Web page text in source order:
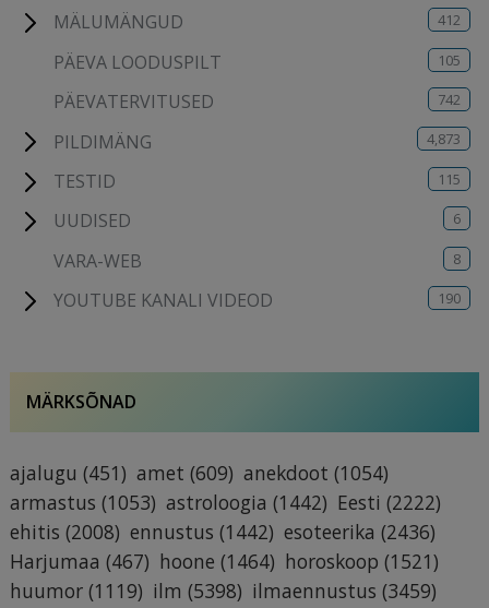
MÄLUMÄNGUD 412
PÄEVA LOODUSPILT 105
PÄEVATERVITUSED 742
PILDIMÄNG 4,873
TESTID 115
UUDISED 6
VARA-WEB 8
YOUTUBE KANALI VIDEOD 190
MÄRKSÕNAD
ajalugu (451) amet (609) anekdoot (1054)
armastus (1053) astroloogia (1442) Eesti (2222)
ehitis (2008) ennustus (1442) esoteerika (2436)
Harjumaa (467) hoone (1464) horoskoop (1521)
huumor (1119) ilm (5398) ilmaennustus (3459)